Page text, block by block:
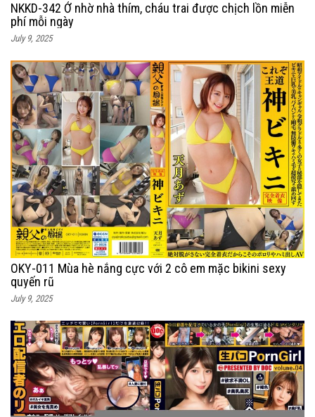
NKKD-342 Ở nhờ nhà thím, cháu trai được chịch lồn miễn
phí mỗi ngày
July 9, 2025
OKY-011 Mùa hè nắng cực với 2 cô em mặc bikini sexy
quyến rũ
July 9, 2025